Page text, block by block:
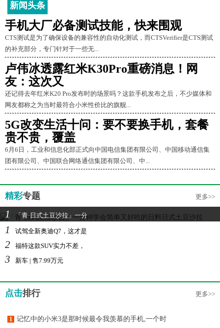
新闻头条
手机大厂必备测试技能，快来围观
CTS测试是为了确保设备的兼容性的自动化测试，而CTSVerifier是CTS测试
的补充部分，专门针对于一些无...
卢伟冰透露红米K30Pro重磅消息！网
友：这次又
还记得去年红米K20 Pro发布时的场景吗？这款手机发布之后，不少媒体和
网友都称之为当时最符合小米性价比的旗舰...
5G改变生活十问：要不要换手机，套餐
贵不贵，覆盖
6月6日，工业和信息化部正式向中国电信集团有限公司、中国移动通信集
团有限公司、中国联合网络通信集团有限公司、中...
精彩专题 更多>>
1 「青·日式土豆沙拉」一分
1 试驾全新奥迪Q7，这才是
2 福特这款SUV实力不差，
3 新车 | 售7.99万元
点击排行 更多>>
1 记忆中的小米3是那时候最令我羡慕的手机,一个时